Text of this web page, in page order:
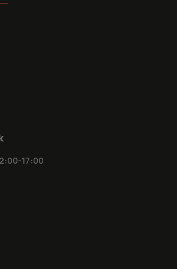
17:00